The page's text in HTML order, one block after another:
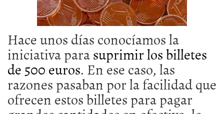
Hace unos días conocíamos la
iniciativa parasuprimir los billetes
de 500 euros. En ese caso, las
razones pasaban por la facilidad que
ofrecen estos billetes para pagar